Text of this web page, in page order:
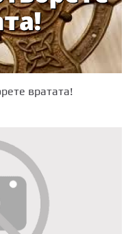
вратата!